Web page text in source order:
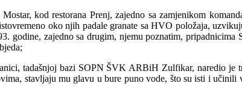
kod restorana Prenj, zajedno sa zamjenikom
oko njih padale granate sa HVO položaja,
godine, zajedno sa drugim, njemu poznatim,
tadašnjoj bazi SOPN ŠVK ARBiH Zulfikar, naredio je
stavljaju mu glavu u bure puno vode, što su isti i